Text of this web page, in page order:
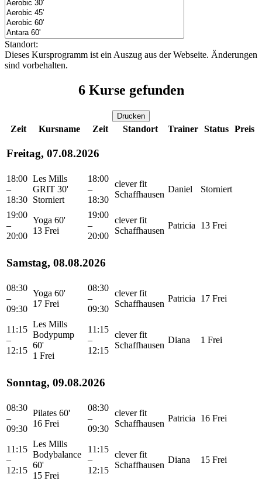
Standort:
Dieses Kursprogramm ist ein Auszug aus der Webseite. Änderungen
sind vorbehalten.
6Kurse gefunden
Drucken
Zeit Kursname Zeit Standort Trainer Status Preis
Freitag, 07.08.2026
18:00
–
18:30
Les Mills
GRIT 30'
Storniert
18:00
–
18:30
clever fit
Schaffhausen
Daniel Storniert
19:00
–
20:00
Yoga 60'
13 Frei
19:00
–
20:00
clever fit
Schaffhausen
Patricia 13 Frei
Samstag, 08.08.2026
08:30
–
09:30
Yoga 60'
17 Frei
08:30
–
09:30
clever fit
Schaffhausen
Patricia 17 Frei
11:15
–
12:15
Les Mills
Bodypump
60'
1 Frei
11:15
–
12:15
clever fit
Schaffhausen
Diana 1 Frei
Sonntag, 09.08.2026
08:30
–
09:30
Pilates 60'
16 Frei
08:30
–
09:30
clever fit
Schaffhausen
Patricia 16 Frei
11:15
–
12:15
Les Mills
Bodybalance
60'
15 Frei
11:15
–
12:15
clever fit
Schaffhausen
Diana 15 Frei